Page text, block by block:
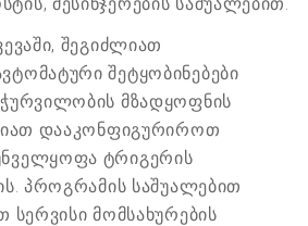
შეგიძლიათ
შეტყობინებები
მზადყოფნის
დააკონფიგურიროთ
ტრიგერის
პროგრამის საშუალებით
სერვისი მომსახურების